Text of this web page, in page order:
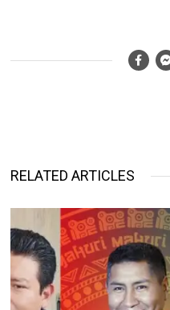
RELATED ARTICLES